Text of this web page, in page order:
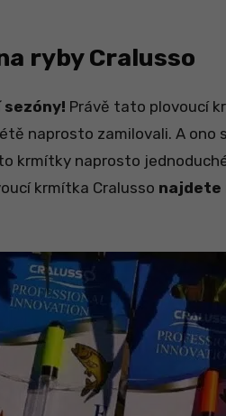
ryby Cralusso
Právě tato plovoucí
naprosto zamilovali. A ono
krmítky naprosto
krmítka Cralusso najdete